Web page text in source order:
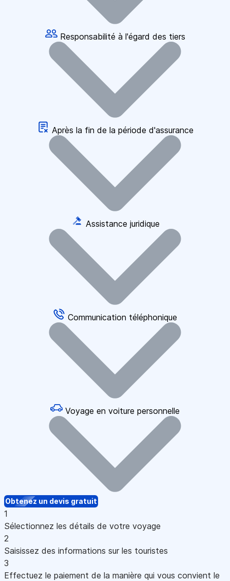
Responsabilité à l'égard des tiers
Après la fin de la période d'assurance
Assistance juridique
Communication téléphonique
Voyage en voiture personnelle
Obtenez un devis gratuit
1
Sélectionnez les détails de votre voyage
2
Saisissez des informations sur les touristes
3
Effectuez le paiement de la manière qui vous convient le